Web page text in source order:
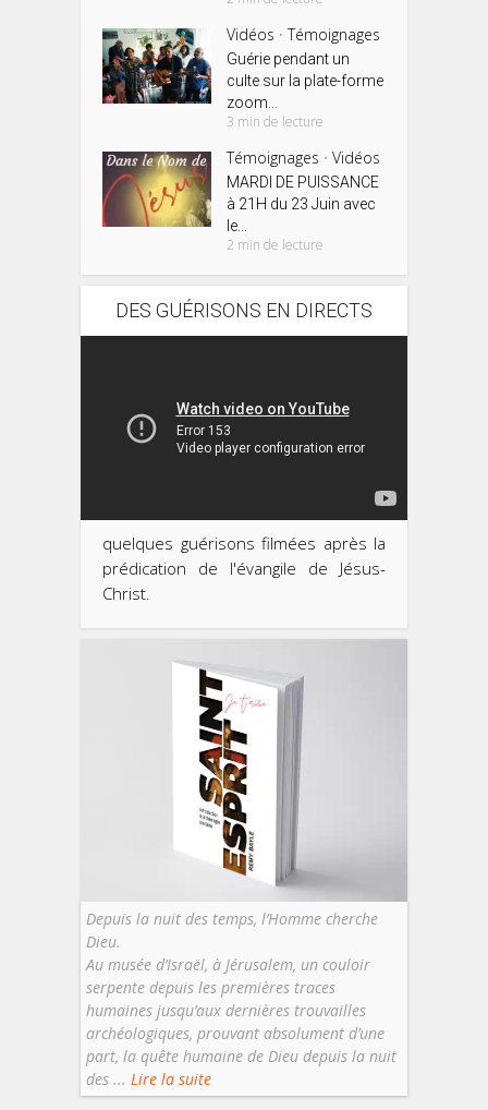
Vidéos • Témoignages
Guérie pendant un
culte sur la plate-forme
zoom...
3 min de lecture
Témoignages • Vidéos
MARDI DE PUISSANCE
à 21H du 23 Juin avec
le...
2 min de lecture
DES GUÉRISONS EN DIRECTS
quelques guérisons filmées après la
prédication de l'évangile de Jésus-
Christ.
Depuis la nuit des temps, l’Homme cherche
Dieu.
Au musée d’Israël, à Jérusalem, un couloir
serpente depuis les premières traces
humaines jusqu’aux dernières trouvailles
archéologiques, prouvant absolument d’une
part, la quête humaine de Dieu depuis la nuit
des ... Lire la suite